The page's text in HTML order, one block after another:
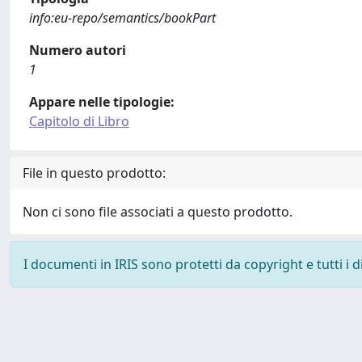
info:eu-repo/semantics/bookPart
Numero autori
1
Appare nelle tipologie:
Capitolo di Libro
File in questo prodotto:
Non ci sono file associati a questo prodotto.
I documenti in IRIS sono protetti da copyright e tutti i